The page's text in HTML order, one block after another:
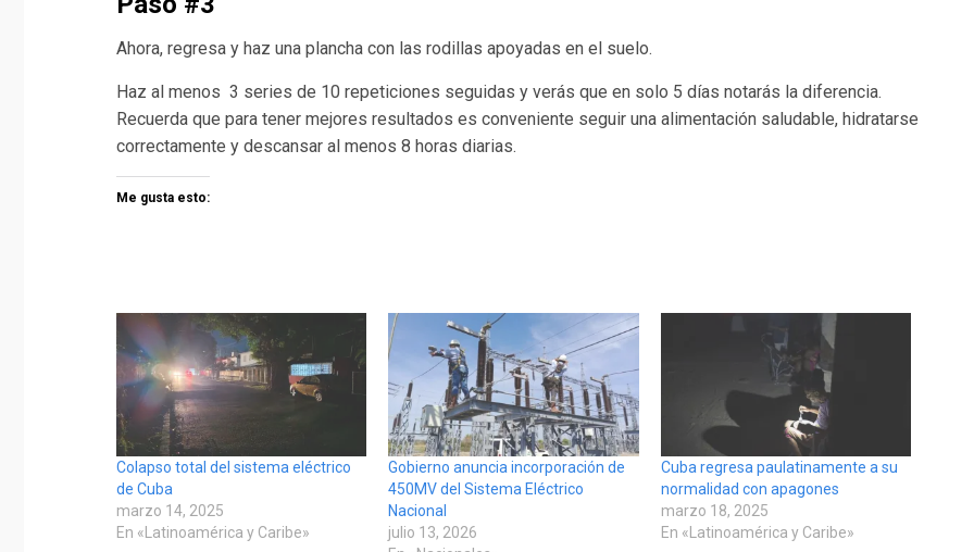
Ahora, regresa y haz una plancha con las rodillas apoyadas en el suelo.
Haz al menos 3 series de 10 repeticiones seguidas y verás que en solo 5 días notarás la diferencia.
Recuerda que para tener mejores resultados es conveniente seguir una alimentación saludable, hidratarse
correctamente y descansar al menos 8 horas diarias.
Me gusta esto:
Colapso total del sistema eléctrico
de Cuba
marzo 14, 2025
En «Latinoamérica y Caribe»
Gobierno anuncia incorporación de
450MV del Sistema Eléctrico
Nacional
julio 13, 2026
Cuba regresa paulatinamente a su
normalidad con apagones
marzo 18, 2025
En «Latinoamérica y Caribe»